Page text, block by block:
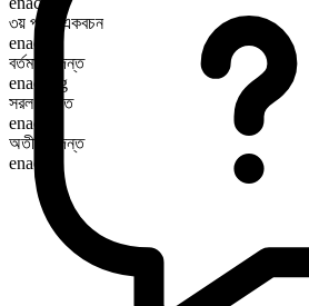
৩য় পুরুষ একবচন
enacts
বর্তমান কৃদন্ত
enacting
সরল অতীত
enacted
অতীত কৃদন্ত
enacted